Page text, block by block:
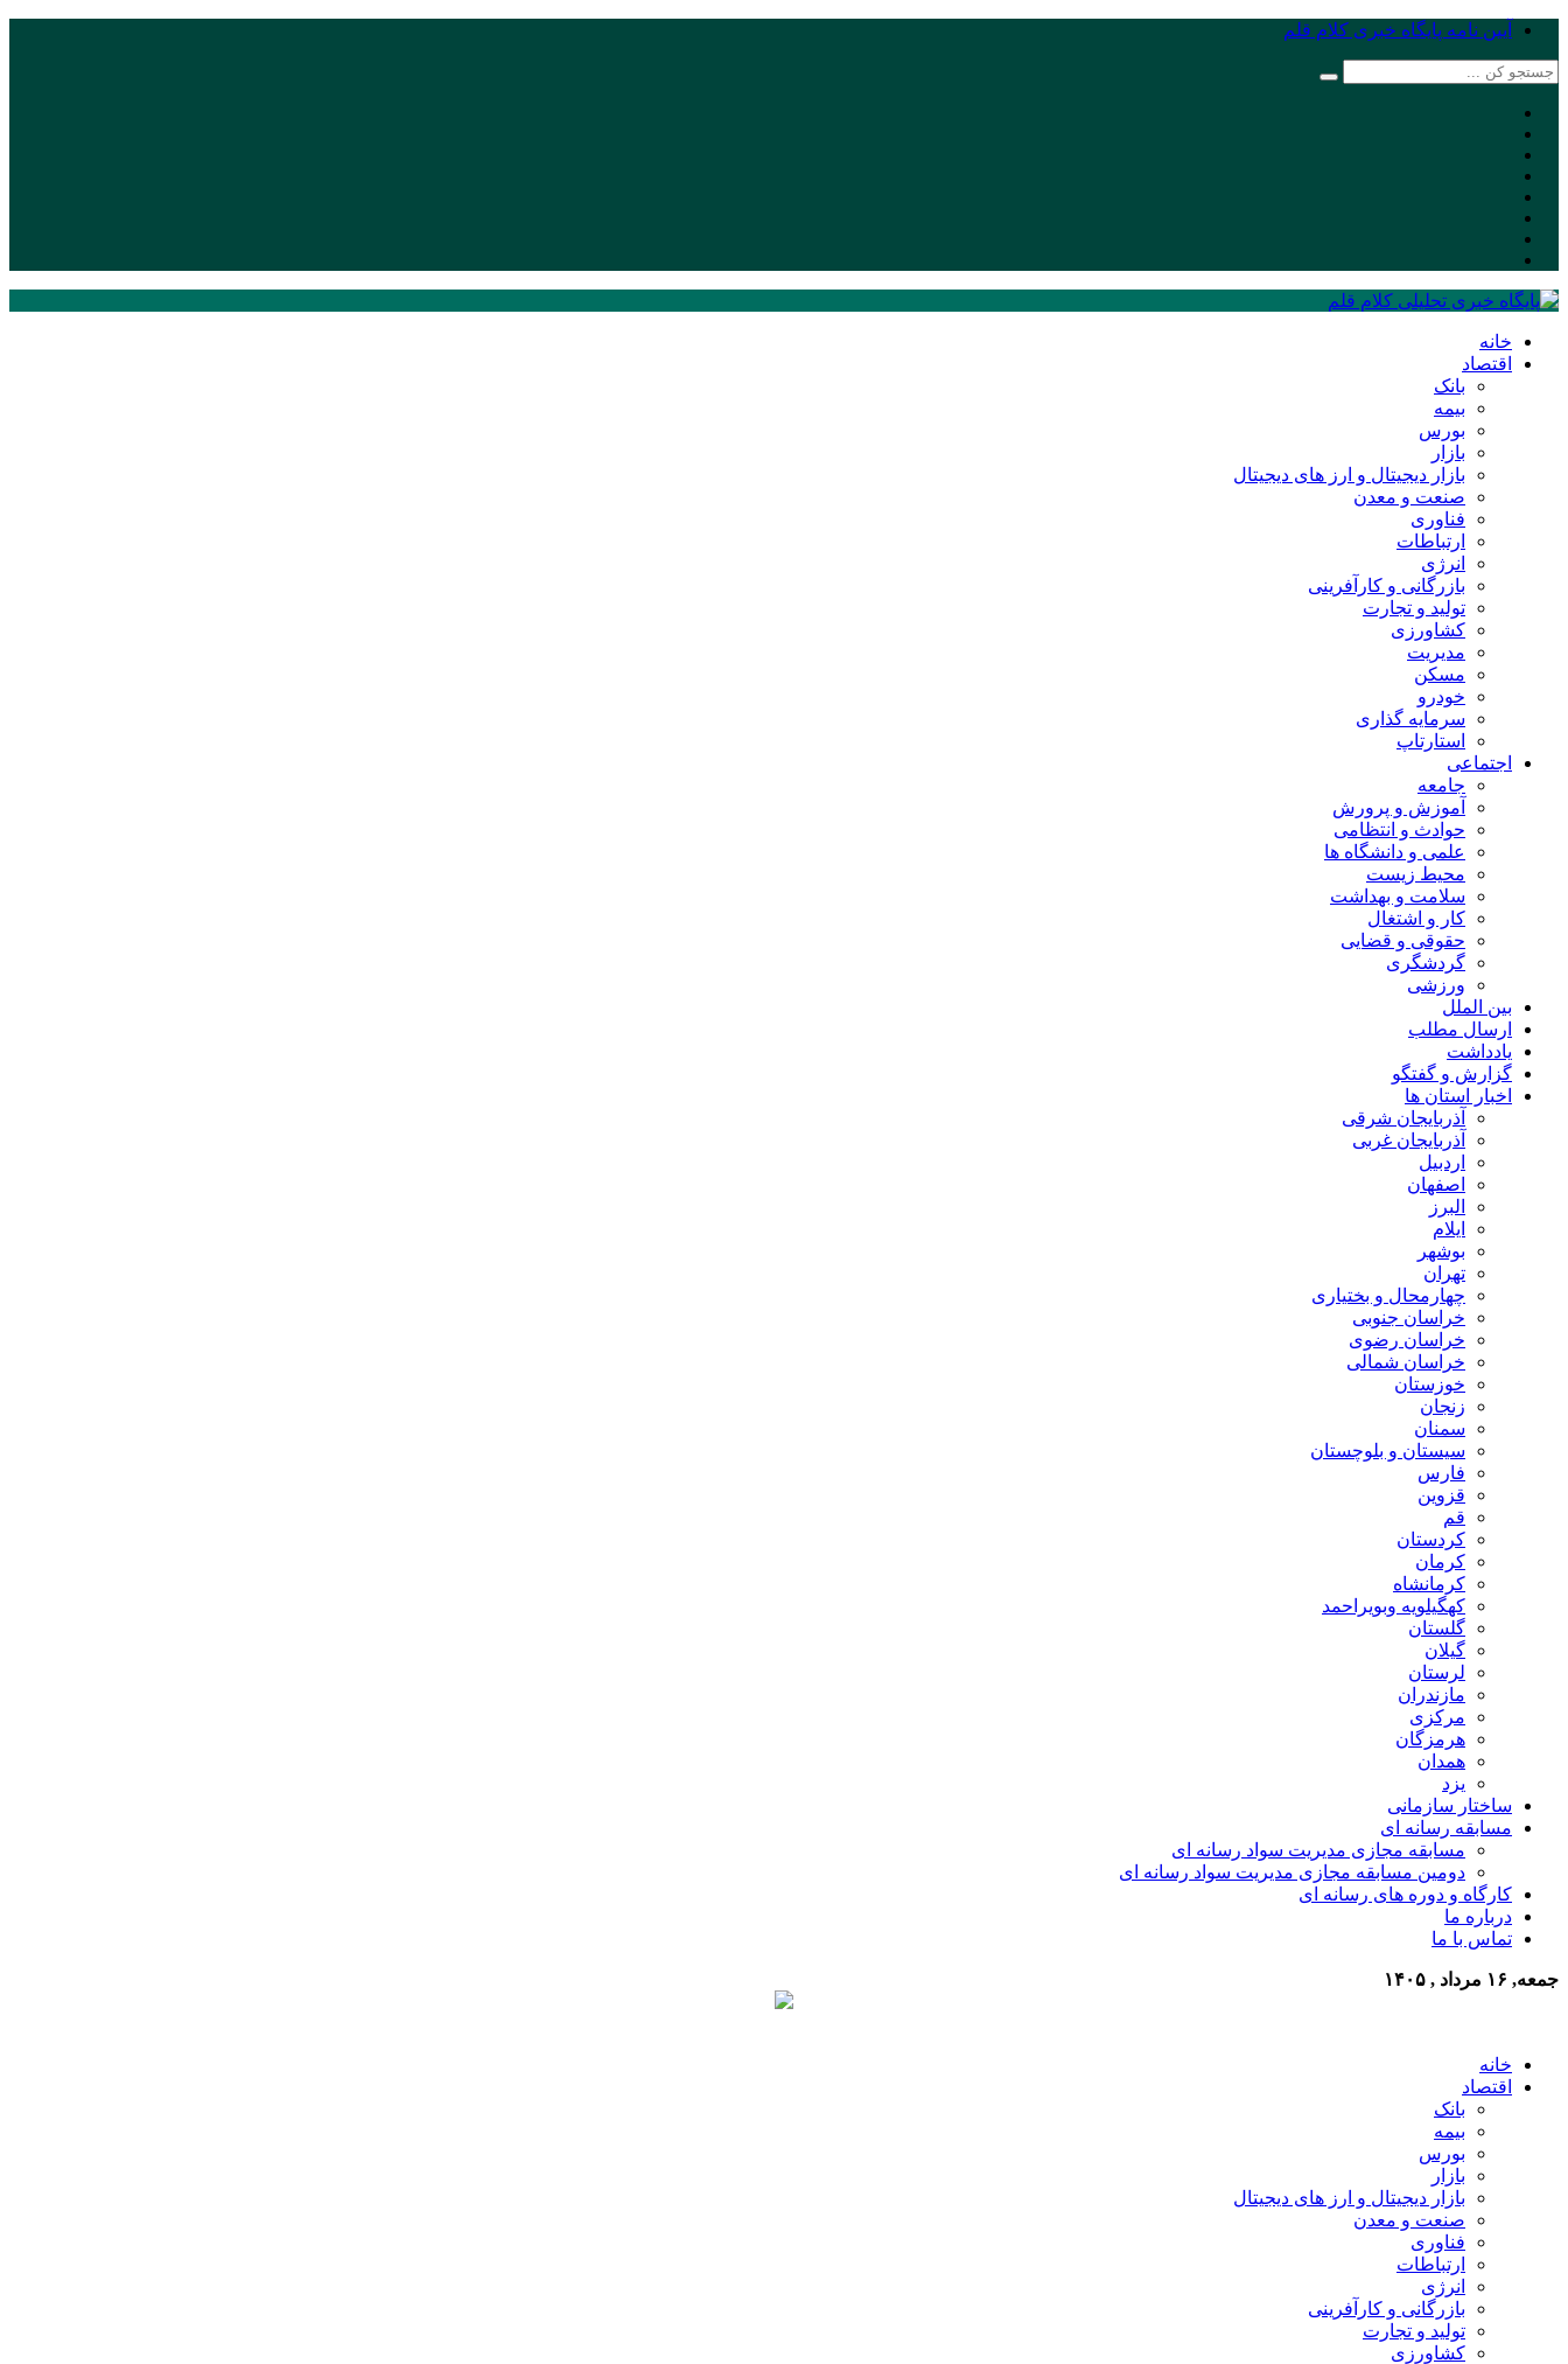
آیین نامه پایگاه خبری کلام قلم
خانه
اقتصاد
بانک
بیمه
بورس
بازار
بازار دیجیتال و ارز های دیجیتال
صنعت و معدن
فناوری
ارتباطات
انرژی
بازرگانی و کارآفرینی
تولید و تجارت
کشاورزی
مدیریت
مسکن
خودرو
سرمایه گذاری
استارتاپ
اجتماعی
جامعه
آموزش و پرورش
حوادث و انتظامی
علمی و دانشگاه ها
محیط زیست
سلامت و بهداشت
کار و اشتغال
حقوقی و قضایی
گردشگری
ورزشی
بین الملل
ارسال مطلب
یادداشت
گزارش و گفتگو
اخبار استان ها
آذربایجان شرقی
آذربایجان غربی
اردبیل
اصفهان
البرز
ایلام
بوشهر
تهران
چهارمحال و بختیاری
خراسان جنوبی
خراسان رضوی
خراسان شمالی
خوزستان
زنجان
سمنان
سیستان و بلوچستان
فارس
قزوین
قم
کردستان
کرمان
کرمانشاه
کهگیلویه وبویراحمد
گلستان
گیلان
لرستان
مازندران
مرکزی
هرمزگان
همدان
یزد
ساختار سازمانی
مسابقه رسانه ای
مسابقه مجازی مدیریت سواد رسانه ای
دومین مسابقه مجازی مدیریت سواد رسانه ای
کارگاه و دوره های رسانه ای
درباره ما
تماس با ما
جمعه, ۱۶ مرداد , ۱۴۰۵
خانه
اقتصاد
بانک
بیمه
بورس
بازار
بازار دیجیتال و ارز های دیجیتال
صنعت و معدن
فناوری
ارتباطات
انرژی
بازرگانی و کارآفرینی
تولید و تجارت
کشاورزی